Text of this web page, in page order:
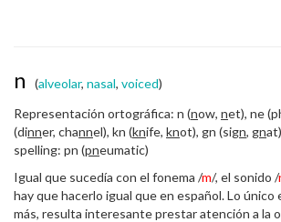
n (alveolar, nasal, voiced)
Representación ortográfica: n (now, net), ne
(dinner, channel), kn (knife, knot), gn (sign, gn
spelling: pn (pneumatic)
Igual que sucedía con el fonema /m/, el sonido /
hay que hacerlo igual que en español. Lo único
más, resulta interesante prestar atención a la